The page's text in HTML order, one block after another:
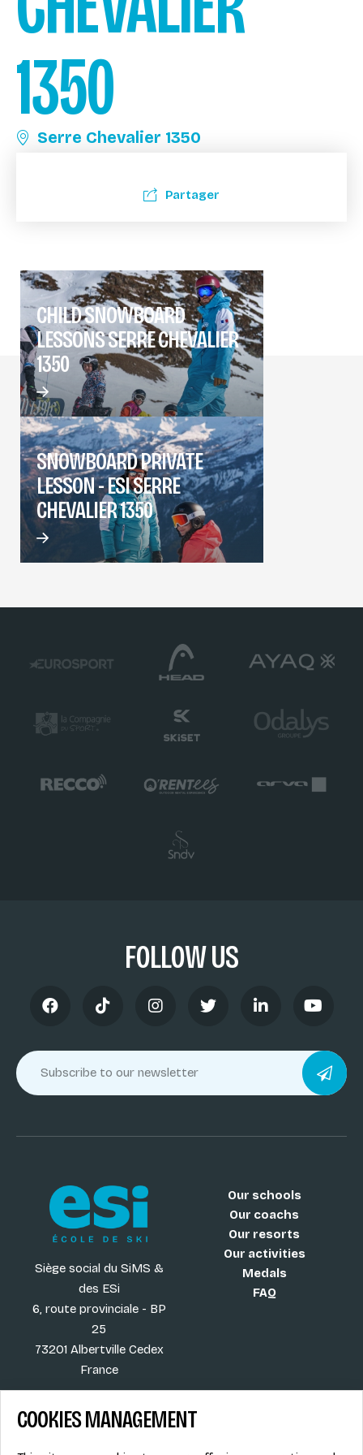
1350
Serre Chevalier 1350
Partager
CHILD SNOWBOARD
LESSONS SERRE CHEVALIER
1350
SNOWBOARD PRIVATE
LESSON - ESI SERRE
CHEVALIER 1350
FOLLOW US
Siège social du SiMS &
des ESi
6, route provinciale - BP
25
73201 Albertville Cedex
France
Our schools
Our coachs
Our resorts
Our activities
Medals
FAQ
COOKIES MANAGEMENT